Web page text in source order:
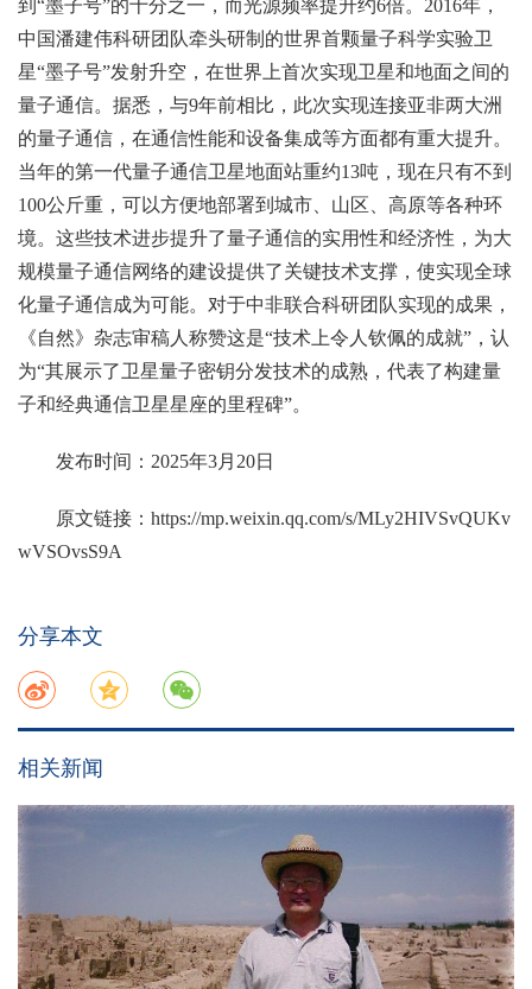
到“墨子号”的十分之一，而光源频率提升约6倍。2016年，
中国潘建伟科研团队牵头研制的世界首颗量子科学实验卫
星“墨子号”发射升空，在世界上首次实现卫星和地面之间的
量子通信。据悉，与9年前相比，此次实现连接亚非两大洲
的量子通信，在通信性能和设备集成等方面都有重大提升。
当年的第一代量子通信卫星地面站重约13吨，现在只有不到
100公斤重，可以方便地部署到城市、山区、高原等各种环
境。这些技术进步提升了量子通信的实用性和经济性，为大
规模量子通信网络的建设提供了关键技术支撑，使实现全球
化量子通信成为可能。对于中非联合科研团队实现的成果，
《自然》杂志审稿人称赞这是“技术上令人钦佩的成就”，认
为“其展示了卫星量子密钥分发技术的成熟，代表了构建量
子和经典通信卫星星座的里程碑”。
发布时间：2025年3月20日
原文链接： https://mp.weixin.qq.com/s/MLy2HIVSvQUKv
wVSOvsS9A
分享本文
相关新闻